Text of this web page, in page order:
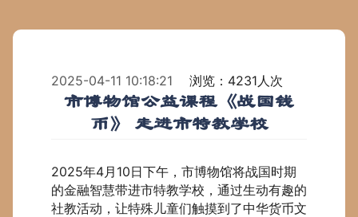
2025-04-11 10:18:21 浏览：4231人次
市博物馆公益课程《战国钱
币》 走进市特教学校
2025年4月10日下午，市博物馆将战国时期
的金融智慧带进市特教学校，通过生动有趣的
社教活动，让特殊儿童们触摸到了中华货币文